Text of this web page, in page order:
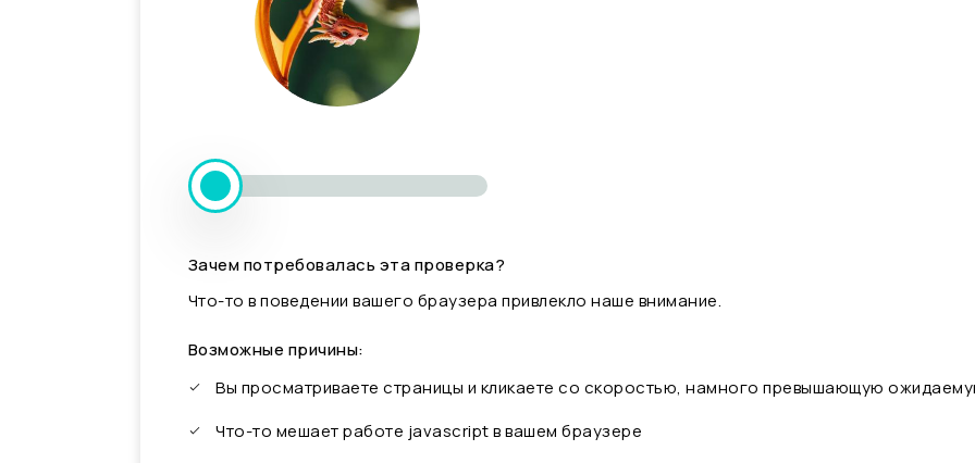
Зачем потребовалась эта проверка?
Что-то в поведении вашего браузера привлекло наше внимание.
Возможные причины:
Вы просматриваете страницы и кликаете со скоростью, намного превышающую
Что-то мешает работе javascript в вашем браузере